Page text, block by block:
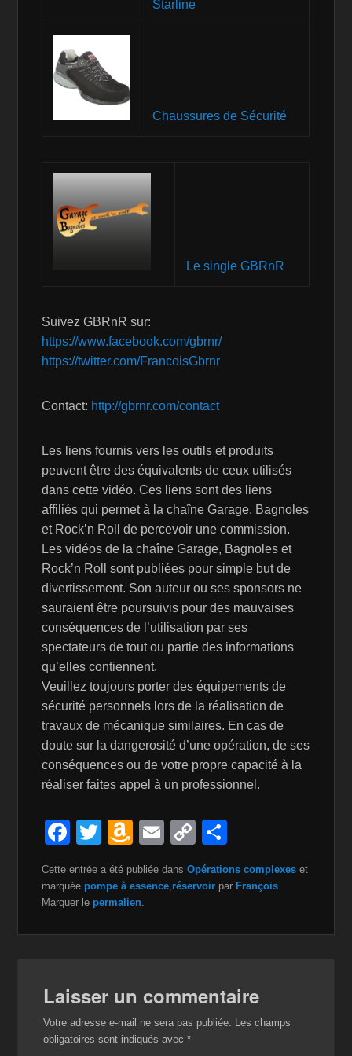
Starline
Chaussures de Sécurité
Le single GBRnR
Suivez GBRnR sur:
https://www.facebook.com/gbrnr/
https://twitter.com/FrancoisGbrnr
Contact: http://gbrnr.com/contact
Les liens fournis vers les outils et produits
peuvent être des équivalents de ceux utilisés
dans cette vidéo. Ces liens sont des liens
affiliés qui permet à la chaîne Garage, Bagnoles
et Rock’n Roll de percevoir une commission.
Les vidéos de la chaîne Garage, Bagnoles et
Rock’n Roll sont publiées pour simple but de
divertissement. Son auteur ou ses sponsors ne
sauraient être poursuivis pour des mauvaises
conséquences de l’utilisation par ses
spectateurs de tout ou partie des informations
qu’elles contiennent.
Veuillez toujours porter des équipements de
sécurité personnels lors de la réalisation de
travaux de mécanique similaires. En cas de
doute sur la dangerosité d’une opération, de ses
conséquences ou de votre propre capacité à la
réaliser faites appel à un professionnel.
F
c
e
b
k
T
tt
er
A
a
z
o
is
h
E
ail
C
o
p
Li
ta
er
Cette entrée a été publiée dansOpérations complexes et
marquée pompe à essence réservoir par François
Marquer le permalien
Laisser un commentaire
Votre adresse e-mail ne sera pas publiée. Les champs
obligatoires sont indiqués avec*